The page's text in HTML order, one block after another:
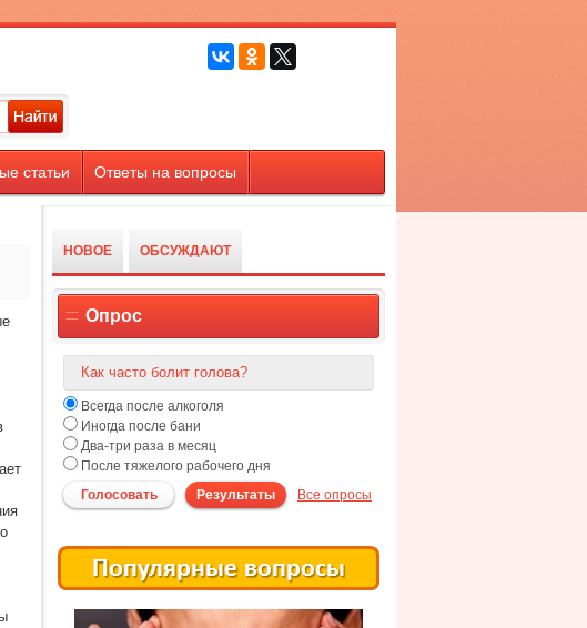
статьи Ответы на вопросы
НОВОЕ ОБСУЖДАЮТ
Опрос
Как часто болит голова?
Всегда после алкоголя
Иногда после бани
Два-три раза в месяц
После тяжелого рабочего дня
Голосовать
Результаты Все опросы